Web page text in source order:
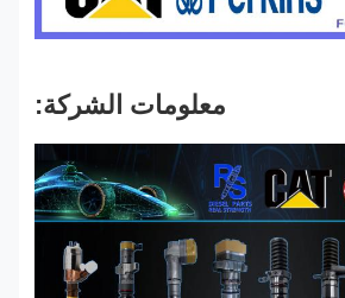
معلومات الشركة: